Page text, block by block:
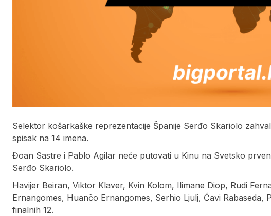
Selektor košarkaške reprezentacije Španije Serđo Skariolo
spisak na 14 imena.
Đoan Sastre i Pablo Agilar neće putovati u Kinu na Svetsko
Serđo Skariolo.
Havijer Beiran, Viktor Klaver, Kvin Kolom, Ilimane Diop, Rudi
Ernangomes, Huančo Ernangomes, Serhio Ljulj, Ćavi Rabaseda,
finalnih 12.